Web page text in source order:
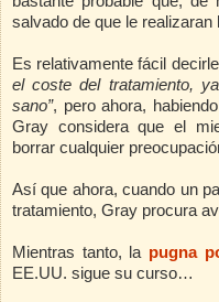
salvado de que le realizaran
Es relativamente fácil
el coste del tratamiento,
sano”, pero ahora,
Gray considera que el
borrar cualquier
Así que ahora, cuando un
tratamiento, Gray procura
Mientras tanto, la pugna
EE.UU. sigue su curso…